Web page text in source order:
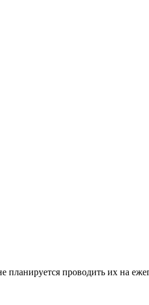
проводить их на